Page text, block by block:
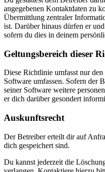
angegebenen Kontaktdaten zu
Übermittlung zentraler
ist. Darüber hinaus dürfen er
sofern du dies in deinem
Geltungsbereich dieser
Diese Richtlinie umfasst nur
Software umfassen. Sofern der
seiner Software weitere
er dich darüber gesondert
Auskunftsrecht
Der Betreiber erteilt dir auf
dich gespeichert sind.
Du kannst jederzeit die